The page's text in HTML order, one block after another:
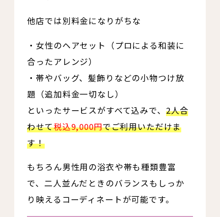
他店では別料金になりがちな
・女性のヘアセット（プロによる和装に
合ったアレンジ）
・帯やバッグ、髪飾りなどの小物つけ放
題（追加料金一切なし）
といったサービスがすべて込みで、 2人合
わせて税込9,000円でご利用いただけま
す！
もちろん男性用の浴衣や帯も種類豊富
で、二人並んだときのバランスもしっか
り映えるコーディネートが可能です。